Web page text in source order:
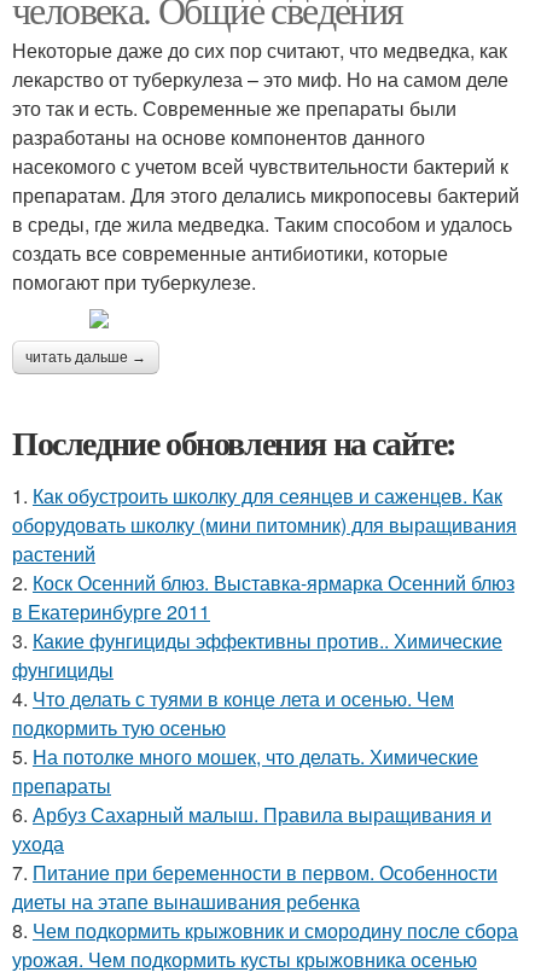
Некоторые даже до сих пор считают, что медведка, как
лекарство от туберкулеза – это миф. Но на самом деле
это так и есть. Современные же препараты были
разработаны на основе компонентов данного
насекомого с учетом всей чувствительности бактерий к
препаратам. Для этого делались микропосевы бактерий
в среды, где жила медведка. Таким способом и удалось
создать все современные антибиотики, которые
помогают при туберкулезе.
читать дальше →
Последние обновления на сайте:
1. Как обустроить школку для сеянцев и саженцев. Как
оборудовать школку (мини питомник) для выращивания
растений
2. Коск Осенний блюз. Выставка-ярмарка Осенний блюз
в Екатеринбурге 2011
3. Какие фунгициды эффективны против.. Химические
фунгициды
4. Что делать с туями в конце лета и осенью. Чем
подкормить тую осенью
5. На потолке много мошек, что делать. Химические
препараты
6. Арбуз Сахарный малыш. Правила выращивания и
ухода
7. Питание при беременности в первом. Особенности
диеты на этапе вынашивания ребенка
8. Чем подкормить крыжовник и смородину после сбора
урожая. Чем подкормить кусты крыжовника осенью